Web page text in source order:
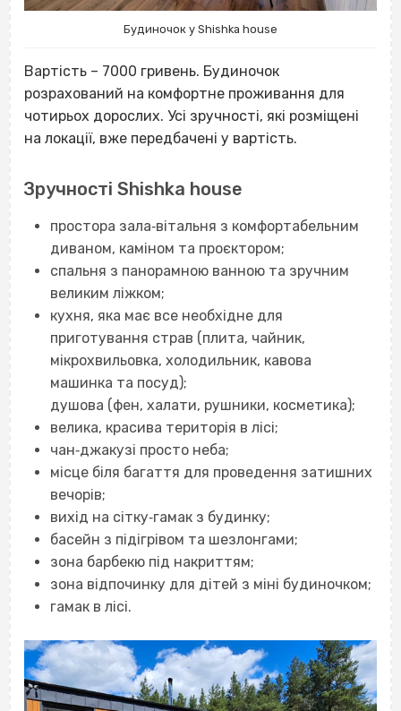
Будиночок у Shishka house
Вартість – 7000 гривень. Будиночок
розрахований на комфортне проживання для
чотирьох дорослих. Усі зручності, які розміщені
на локації, вже передбачені у вартість.
Зручності Shishka house
простора зала‐вітальня з комфортабельним
диваном, каміном та проєктором;
спальня з панорамною ванною та зручним
великим ліжком;
кухня, яка має все необхідне для
приготування страв (плита, чайник,
мікрохвильовка, холодильник, кавова
машинка та посуд);
душова (фен, халати, рушники, косметика);
велика, красива територія в лісі;
чан‐джакузі просто неба;
місце біля багаття для проведення затишних
вечорів;
вихід на сітку‐гамак з будинку;
басейн з підігрівом та шезлонгами;
зона барбекю під накриттям;
зона відпочинку для дітей з міні будиночком;
гамак в лісі.